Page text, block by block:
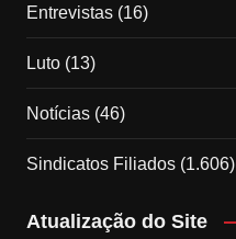
Entrevistas(16)
Luto(13)
Notícias(46)
Sindicatos Filiados(1.606)
Atualização do Site